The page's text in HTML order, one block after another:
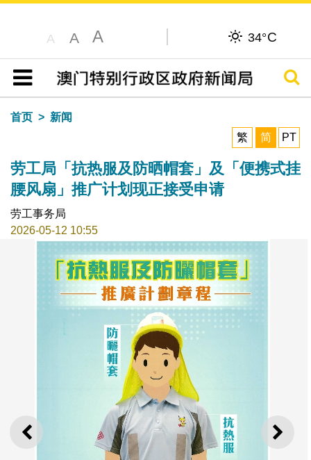
A A A 34°C
目录
搜寻
首页
新闻
繁
简 PT
劳工局「抗热服及防晒帽套」及「便携式挂
腰风扇」推广计划现正接受申请
劳工事务局
2026-05-12 10:55
上一则 下一